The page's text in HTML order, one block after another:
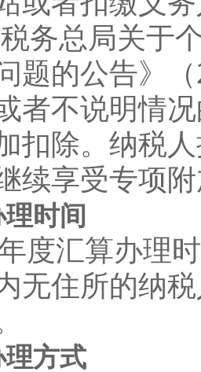
税务总局关于
题的公告》
者不说明情
扣除。纳税
续享受专项
时间
汇算办理时
无住所的纳
方式